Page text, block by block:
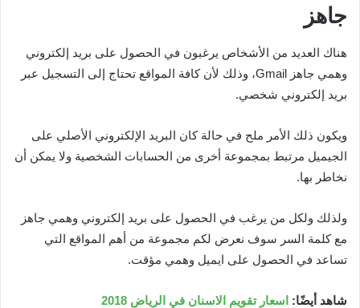
جاهز
هناك العديد من الأشخاص يرغبون في الحصول على بريد إلكتروني
وهمي جاهز Gmail، وذلك لأن كافة المواقع تحتاج إلى التسجيل عبر
بريد إلكتروني شخصي.
ويكون ذلك الأمر ملح في حالة كان البريد الإلكتروني الأصلي على
الجيميل مرتبط بمجموعة أخرى من الحسابات الشخصية ولا يمكن أن
نخاطر بها.
ولذلك ولكل من يرغب في الحصول على بريد إلكتروني وهمي جاهز
مع كلمة السر سوف نعرض لكم مجموعة من أهم المواقع التي
تساعد في الحصول على ايميل وهمي مؤقت.
شاهد أيضًا: اسعار تقويم الاسنان في الرياض 2018